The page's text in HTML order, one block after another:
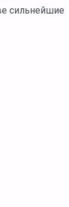
сильнейшие